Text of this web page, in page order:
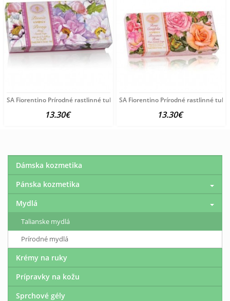
SA Fiorentino Prírodné rastlinné tuhé mydlo Pivónia 3x125
13.30€
SA Fiorentino Prírodné rastlinné
13.30€
Dámska kozmetika
Pánska kozmetika
Mydlá
Talianske mydlá
Prírodné mydlá
Krémy na ruky
Prípravky na kožu
Sprchové gély